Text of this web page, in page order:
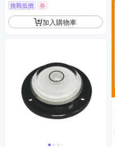
挑戰低價
券
加入購物車